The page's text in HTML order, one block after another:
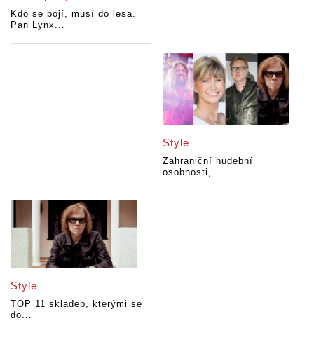
Kdo se bojí, musí do lesa.
Pan Lynx...
Style
Zahraniční hudební
osobnosti,...
Style
TOP 11 skladeb, kterými se
do...